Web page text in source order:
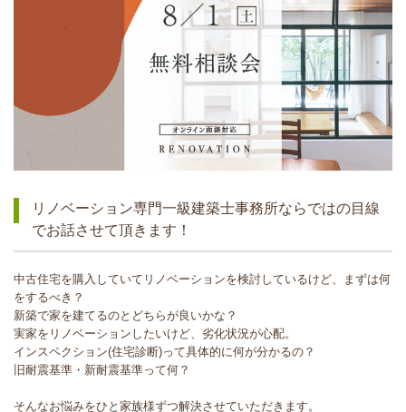
リノベーション専門一級建築士事務所ならではの目線
でお話させて頂きます！
中古住宅を購入していてリノベーションを検討しているけど、まずは何
をするべき？
新築で家を建てるのとどちらが良いかな？
実家をリノベーションしたいけど、劣化状況が心配。
インスペクション(住宅診断)って具体的に何が分かるの？
旧耐震基準・新耐震基準って何？
そんなお悩みをひと家族様ずつ解決させていただきます。